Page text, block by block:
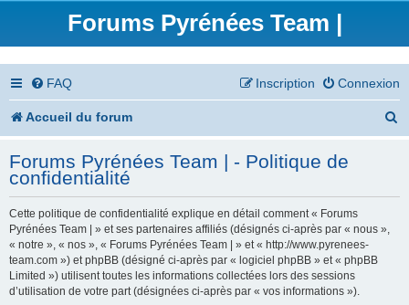
Forums Pyrénées Team |
FAQ Connexion
Inscription
Accueil du forum
h
Forums Pyrénées Team | - Politique de
confidentialité
Cette politique de confidentialité explique en détail comment « Forums
Pyrénées Team | » et ses partenaires affiliés (désignés ci-après par « nous »,
« notre », « nos », « Forums Pyrénées Team | » et « http://www.pyrenees-
team.com ») et phpBB (désigné ci-après par « logiciel phpBB » et « phpBB
Limited ») utilisent toutes les informations collectées lors des sessions
d’utilisation de votre part (désignées ci-après par « vos informations »).